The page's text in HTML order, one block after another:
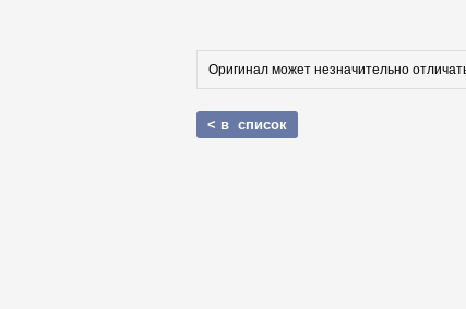
Оригинал может незначительно
< в список